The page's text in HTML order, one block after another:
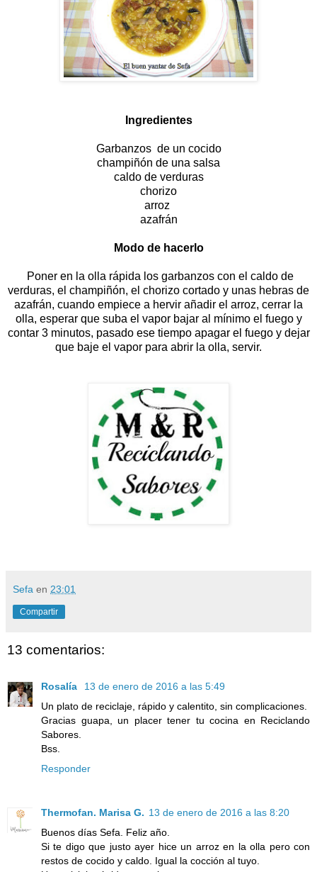
Ingredientes
Garbanzos de un cocido
champiñón de una salsa
caldo de verduras
chorizo
arroz
azafrán
Modo de hacerlo
Poner en la olla rápida los garbanzos con el caldo de
verduras, el champiñón, el chorizo cortado y unas hebras de
azafrán, cuando empiece a hervir añadir el arroz, cerrar la
olla, esperar que suba el vapor bajar al mínimo el fuego y
contar 3 minutos, pasado ese tiempo apagar el fuego y dejar
que baje el vapor para abrir la olla, servir.
Sefa en 23:01
Compartir
13 comentarios:
Rosalía
13 de enero de 2016 a las 5:49
Un plato de reciclaje, rápido y calentito, sin complicaciones.
Gracias guapa, un placer tener tu cocina en Reciclando
Sabores.
Bss.
Responder
Thermofan. Marisa G. 13 de enero de 2016 a las 8:20
Buenos días Sefa. Feliz año.
Si te digo que justo ayer hice un arroz en la olla pero con
restos de cocido y caldo. Igual la cocción al tuyo.